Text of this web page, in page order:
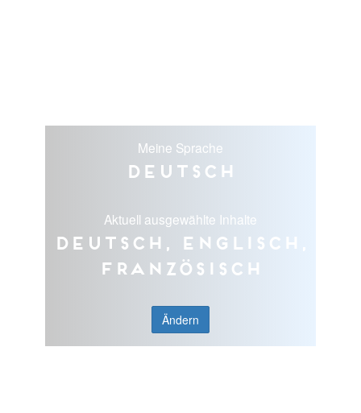
Meine Sprache
Deutsch
Aktuell ausgewählte Inhalte
Deutsch, Englisch,
Französisch
Ändern